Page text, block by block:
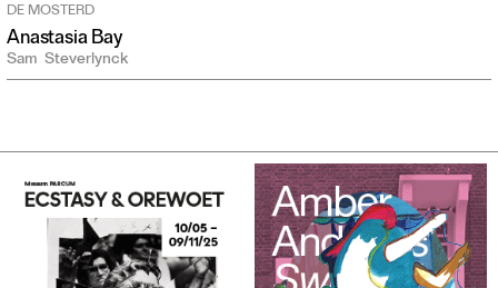
DE MOSTERD
Anastasia Bay
Sam Steverlynck